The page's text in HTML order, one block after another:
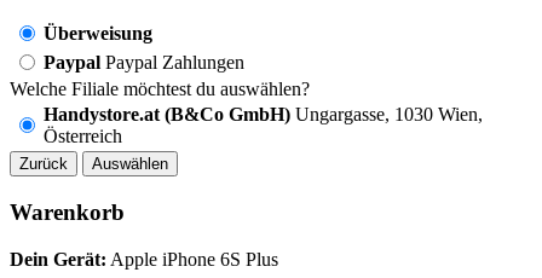
Überweisung
Paypal Paypal Zahlungen
Welche Filiale möchtest du auswählen?
Handystore.at (B&Co GmbH) Ungargasse, 1030 Wien,
Österreich
Zurück Auswählen
Warenkorb
Dein Gerät: Apple iPhone 6S Plus